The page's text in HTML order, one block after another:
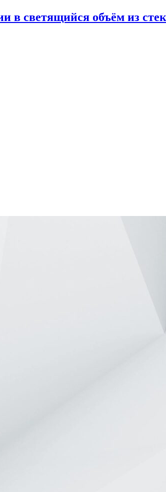
в светящийся объём из